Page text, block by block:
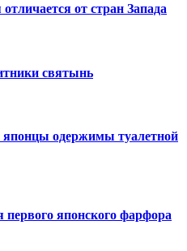
от стран Запада
святынь
одержимы туалетной
японского фарфора